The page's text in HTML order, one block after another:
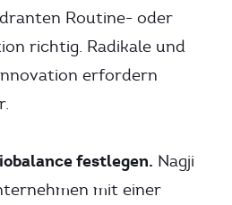
Routine- oder
richtig. Radikale und
erfordern
festlegen. Nagji
mit einer